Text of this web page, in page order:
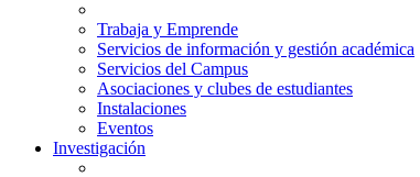
Trabaja y Emprende
Servicios de información y gestión académica
Servicios del Campus
Asociaciones y clubes de estudiantes
Instalaciones
Eventos
Investigación